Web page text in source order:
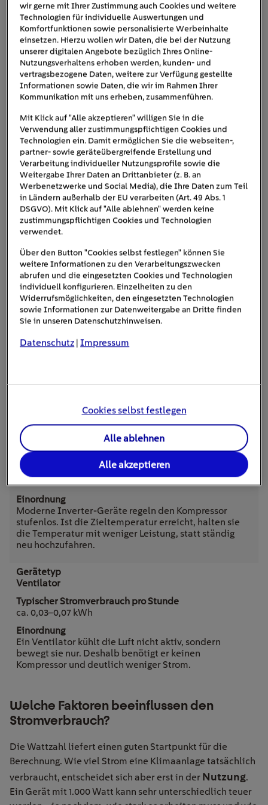
Kilowatt Strom pro Betriebsstunde, moderne
Inverter-Geräte liegen zum Teil noch darunter. Als grobe
Orientierung haben wir typische Angaben nach
Gerätetyp aufgeschlüsselt. Wie hoch der Stromverbrauch
Ihrer Klimaanlage genau ausfällt, steht meist auf dem
Typenschild, im Datenblatt oder in der
Mobile Klimaanlage
ca. 1,0–2,5 kWh
Das Gerät kühlt aktiv per Kompressor und führt warme
Abluft über einen Schlauch nach draußen. Dadurch
kann warme Luft aus Nebenräumen oder von außen
nachströmen – die Anlage muss häufiger nachkühlen.
Split-Klimaanlage
ca. 0,8–1,5 kWh
Sehr effizientes Splitgerät
ca. 0,25–0,6 kWh
Moderne Inverter-Geräte regeln den Kompressor
stufenlos. Ist die Zieltemperatur erreicht, halten sie
die Temperatur mit weniger Leistung, statt ständig
neu hochzufahren.
Ventilator
ca. 0,03–0,07 kWh
Ein Ventilator kühlt die Luft nicht aktiv, sondern
bewegt sie nur. Deshalb benötigt er keinen
Kompressor und deutlich weniger Strom.
Welche Faktoren beeinflussen den
Stromverbrauch?
Die Wattzahl liefert einen guten Startpunkt für die
Berechnung. Wie viel Strom eine Klimaanlage tatsächlich
verbraucht, entscheidet sich aber erst in der Nutzung.
Ein Gerät mit 1.000 Watt kann sehr unterschiedlich teuer
wir gerne mit Ihrer Zustimmung auch Cookies und weitere
Technologien für individuelle Auswertungen und
Komfortfunktionen sowie personalisierte Werbeinhalte
einsetzen. Hierzu wollen wir Daten, die bei der Nutzung
unserer digitalen Angebote bezüglich Ihres Online-
Nutzungsverhaltens erhoben werden, kunden- und
vertragsbezogene Daten, weitere zur Verfügung gestellte
Informationen sowie Daten, die wir im Rahmen Ihrer
Kommunikation mit uns erheben, zusammenführen.
Mit Klick auf "Alle akzeptieren" willigen Sie in die
Verwendung aller zustimmungspflichtigen Cookies und
Technologien ein. Damit ermöglichen Sie die webseiten-,
partner- sowie geräteübergreifende Erstellung und
Verarbeitung individueller Nutzungsprofile sowie die
Weitergabe Ihrer Daten an Drittanbieter (z. B. an
Werbenetzwerke und Social Media), die Ihre Daten zum Teil
in Ländern außerhalb der EU verarbeiten (Art. 49 Abs. 1
DSGVO). Mit Klick auf "Alle ablehnen" werden keine
zustimmungspflichtigen Cookies und Technologien
verwendet.
Über den Button "Cookies selbst festlegen" können Sie
weitere Informationen zu den Verarbeitungszwecken
abrufen und die eingesetzten Cookies und Technologien
individuell konfigurieren. Einzelheiten zu den
Widerrufsmöglichkeiten, den eingesetzten Technologien
sowie Informationen zur Datenweitergabe an Dritte finden
Sie in unseren Datenschutzhinweisen.
Datenschutz |Impressum
Cookies selbst festlegen
Alle ablehnen
Alle akzeptieren